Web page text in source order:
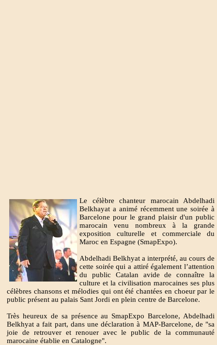
Le célèbre chanteur marocain Abdelhadi
Belkhayat a animé récemment une soirée à
Barcelone pour le grand plaisir d'un public
marocain venu nombreux à la grande
exposition culturelle et commerciale du
Maroc en Espagne (SmapExpo).
Abdelhadi Belkhyat a interprété, au cours de
cette soirée qui a attiré également l’attention
du public Catalan avide de connaître la
culture et la civilisation marocaines ses plus
célèbres chansons et mélodies qui ont été chantées en choeur par le
public présent au palais Sant Jordi en plein centre de Barcelone.
Très heureux de sa présence au SmapExpo Barcelone, Abdelhadi
Belkhyat a fait part, dans une déclaration à MAP-Barcelone, de "sa
joie de retrouver et renouer avec le public de la communauté
marocaine établie en Catalogne".